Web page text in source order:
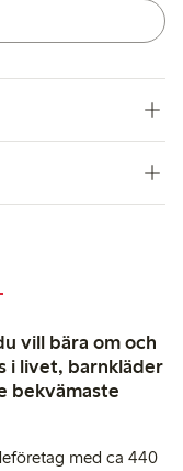
vill bära om och
i livet, barnkläder
bekvämaste
med ca 440